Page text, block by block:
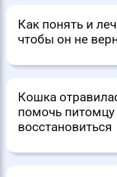
Как понять и
чтобы он не
Кошка
помочь
восстановиться